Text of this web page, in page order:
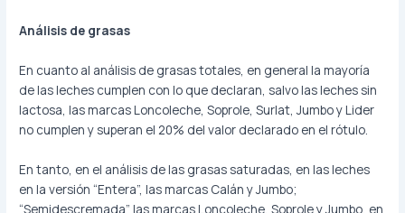
Análisis de grasas
En cuanto al análisis de grasas totales, en general la mayoría
de las leches cumplen con lo que declaran, salvo las leches sin
lactosa, las marcas Loncoleche, Soprole, Surlat, Jumbo y Lider
no cumplen y superan el 20% del valor declarado en el rótulo.
En tanto, en el análisis de las grasas saturadas, en las leches
en la versión “Entera”, las marcas Calán y Jumbo;
“Semidescremada” las marcas Loncoleche, Soprole y Jumbo, en